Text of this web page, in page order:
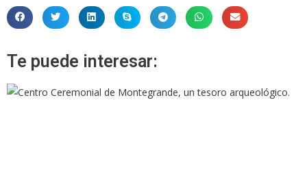
Te puede interesar: